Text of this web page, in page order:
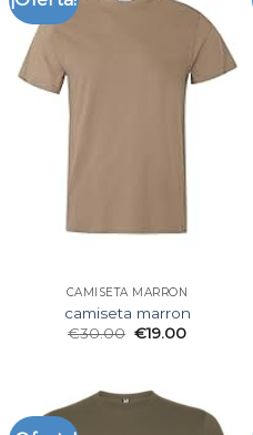
CAMISETA MARRON
camiseta marron
€30.00 €19.00